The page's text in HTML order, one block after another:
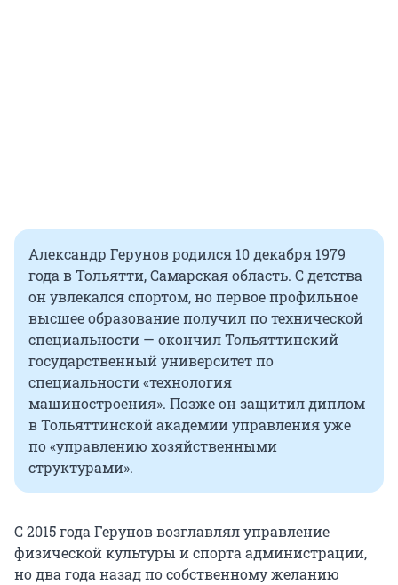
Александр Герунов родился 10 декабря 1979
года в Тольятти, Самарская область. С детства
он увлекался спортом, но первое профильное
высшее образование получил по технической
специальности — окончил Тольяттинский
государственный университет по
специальности «технология
машиностроения». Позже он защитил диплом
в Тольяттинской академии управления уже
по «управлению хозяйственными
структурами».
С 2015 года Герунов возглавлял управление
физической культуры и спорта администрации,
но два года назад по собственному желанию